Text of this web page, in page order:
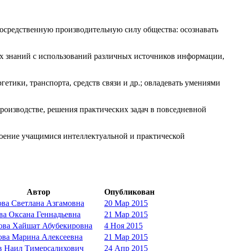
производительную силу общества: осознавать
знаний с использований различных источников информации,
транспорта, средств связи и др.; овладевать умениями
решения практических задач в повседневной
учащимися интеллектуальной и практической
Автор
Опубликован
Светлана Азгамовна
20 Мар 2015
Оксана Геннадьевна
21 Мар 2015
Хайшат Абубекировна
4 Ноя 2015
Марина Алексеевна
21 Мар 2015
Наил Тимерсалихович
24 Апр 2015